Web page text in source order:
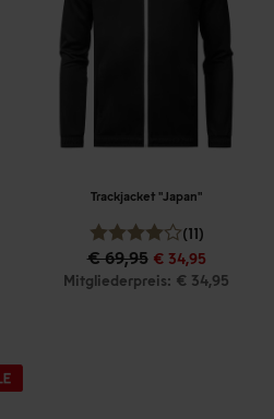
Trackjacket "Japan"
(11)
€ 69,95 € 34,95
Mitgliederpreis: € 34,95